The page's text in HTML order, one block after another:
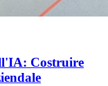
Costruire